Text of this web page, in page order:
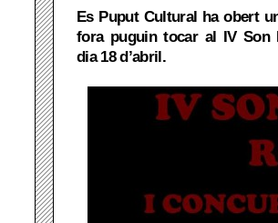
Es Puput Cultural ha obert
fora puguin tocar al IV Son
dia 18 d’abril.